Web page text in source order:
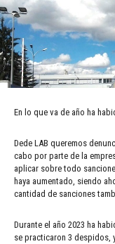
En lo que va de año ha
Dede LAB queremos
cabo por parte de la
aplicar sobre todo
haya aumentado, siendo
cantidad de sanciones
Durante el año 2023 ha
se practicaron 3 despidos,